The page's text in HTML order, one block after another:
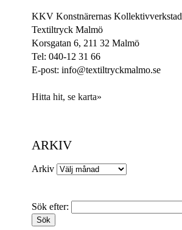
KKV Konstnärernas Kollektivverkstad
Textiltryck Malmö
Korsgatan 6, 211 32 Malmö
Tel: 040-12 31 66
E-post: info@textiltryckmalmo.se
Hitta hit, se karta»
ARKIV
Arkiv
Sök efter: